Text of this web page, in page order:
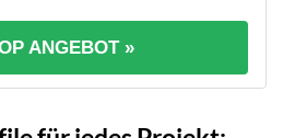
ANGEBOT »